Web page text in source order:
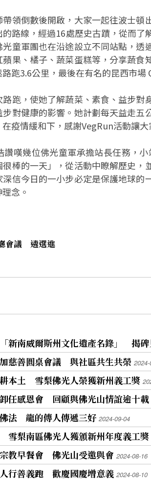
領倒數後開啟，大家一起往波士頓
路線，經過16處歷史古蹟，從而了
童軍團也在沿途設立不同站點，透
果、橘子、蔬菜蛋糕等，分享蔬食
跑3.6公里，最後在有名的昆西市場
跑，使她了解蔬菜、素食、益步對
對健康的影響。她計劃每天益走五
疫情緩和下，感謝VegRun活動讓
嘆幾位佛光童軍承擔站長任務，
棒的一天」，從活動中瞭解歷史，
信今日的一小步必定是保護地球的
念。
會議 遴選進
新南威爾斯州文化遺產名錄」 揭
慈善圓桌會議 與社區共生共榮
本土 雪梨佛光人榮獲新州義工獎
任感恩會 回顧與佛光山情誼逾十載
法 龍的傳人傳遞三好 2024-09-04
雪梨南區佛光人獲頒新州年度義工獎
教早餐會 佛光山受邀與會 2024-08-16
行善義跑 歡慶國慶增意義 2024-08-10